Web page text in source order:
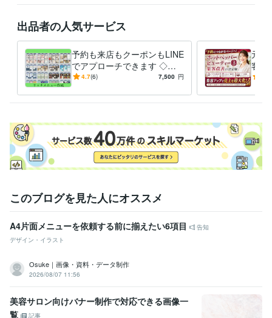
ビジネス代行・事務代行 ホットペッパービューティー運用代行
出品者の人気サービス
予約も来店もクーポンもLINE
でアプローチできます ◇公
式LINEリッチメニュー作りま
4.7(6) 7,500 円
元リ
客ペ
【美
善
このブログを見た人にオススメ
A4片面メニューを依頼する前に揃えたい6項目
告知
デザイン・イラスト
Osuke｜画像・資料・データ制作
2026/08/07 11:56
美容サロン向けバナー制作で対応できる画像一
覧
記事